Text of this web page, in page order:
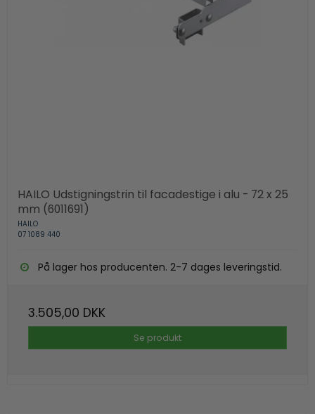
HAILO Udstigningstrin til facadestige i alu - 72 x 25
mm (6011691)
HAILO
07 1089 440
På lager hos producenten. 2-7 dages leveringstid.
3.505,00 DKK
Se produkt